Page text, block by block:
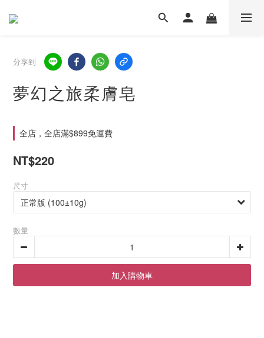
分享到
夢幻之旅柔膚皂
全店，全店滿$899免運費
NT$220
尺寸
數量
加入購物車